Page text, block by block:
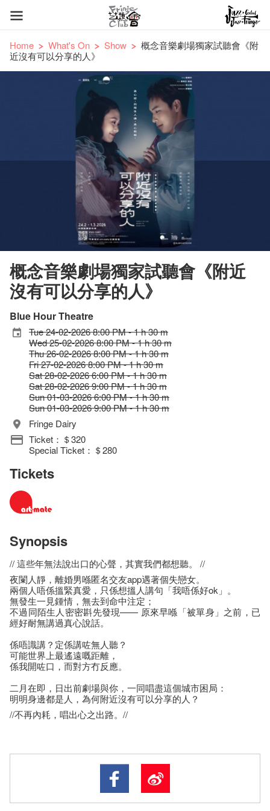
Home What's On Show
概念音樂劇場獨家試聽會《附
近沒有可以分享的人》
概念音樂劇場獨家試聽會《附近
沒有可以分享的人》
Blue Hour Theatre
Tue 24-02-2026 8:00 PM - 1 h 30 m
Wed 25-02-2026 8:00 PM - 1 h 30 m
Thu 26-02-2026 8:00 PM - 1 h 30 m
Fri 27-02-2026 8:00 PM - 1 h 30 m
Sat 28-02-2026 6:00 PM - 1 h 30 m
Sat 28-02-2026 9:00 PM - 1 h 30 m
Sun 01-03-2026 6:00 PM - 1 h 30 m
Sun 01-03-2026 9:00 PM - 1 h 30 m
Fringe Dairy
Ticket：＄320
Special Ticket：＄280
Tickets
Synopsis
// 這些年無法說出口的心聲，其實我們都想聽。 //
夜闌人靜，離婚男喺匿名交友app遇著個失戀女。
兩個人唔係搵緊真愛，只係想搵人講句「我唔係好ok」。
無發生一見鍾情，無去到命中注定；
不過同陌生人密密斟先發現—— 原來早喺「被單身」之前，已
經好耐無講過真心說話。
係唔識講？定係講咗無人聽？
可能世界上最遙遠嘅距離，
係我開咗口，而對方冇反應。
二月在即，日出前劇場與你，一同唱盡這個城市困局：
明明身邊都是人，為何附近沒有可以分享的人？
//不再內耗，唱出心之出路。//